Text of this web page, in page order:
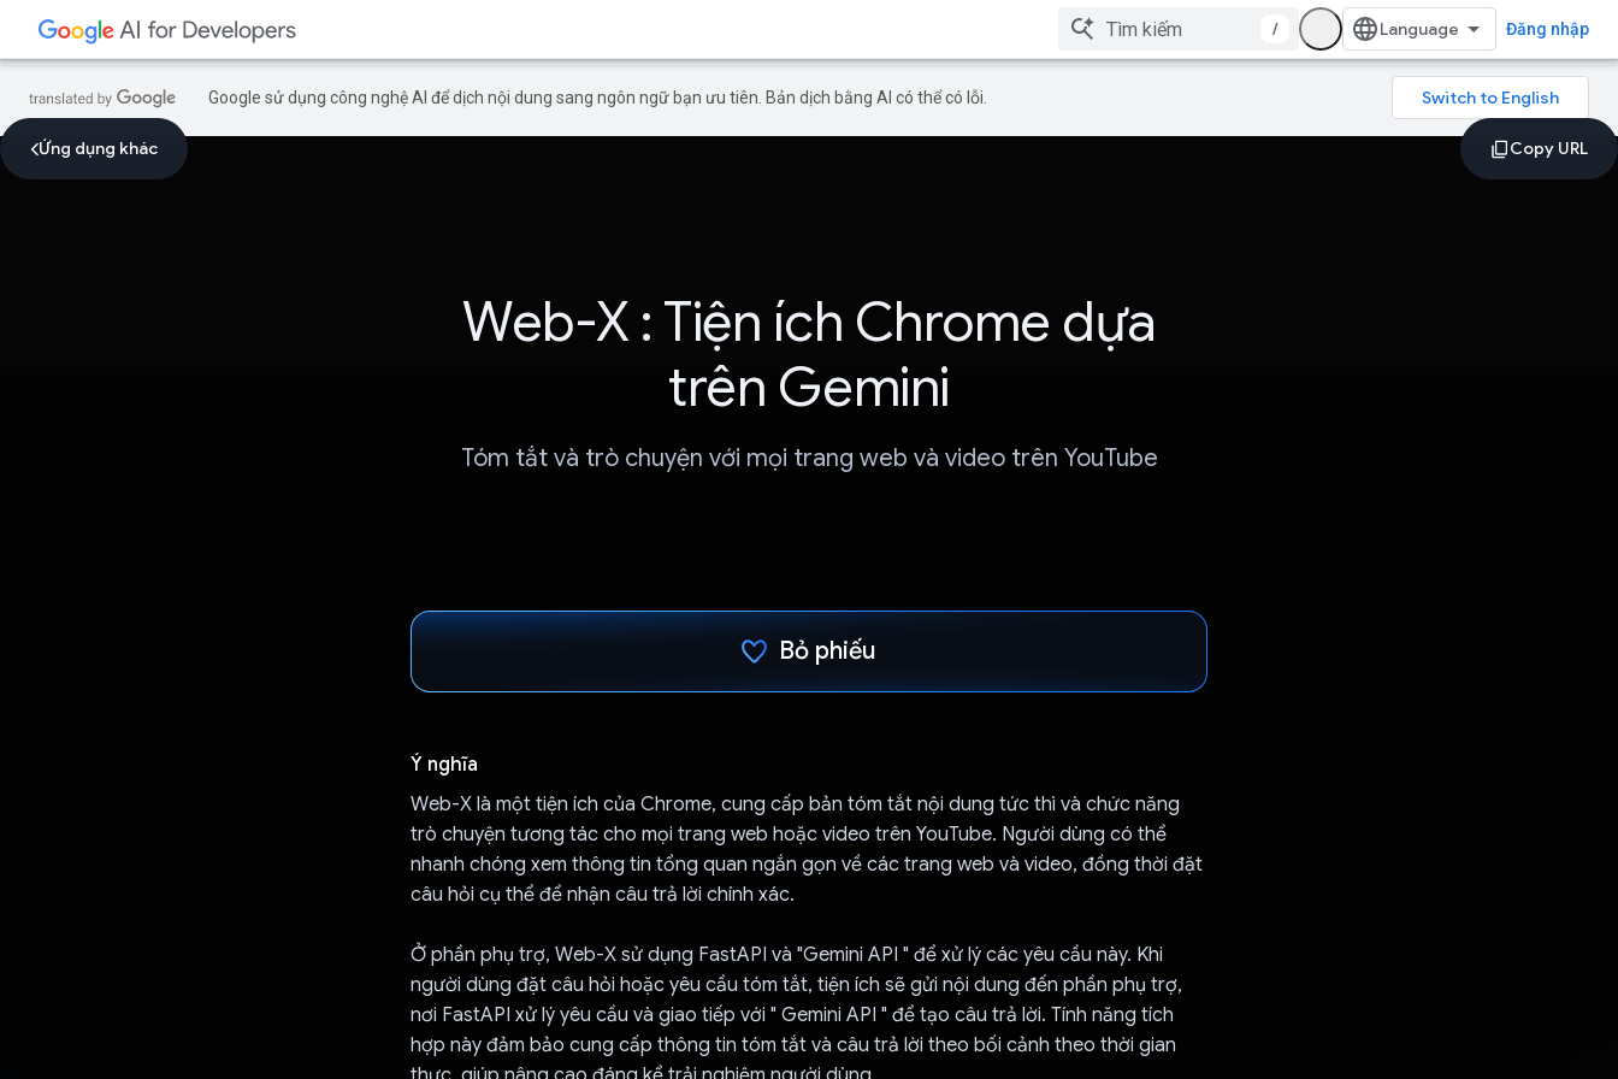
/ Đăng nhập
Google sử dụng công nghệ AI để dịch nội dung sang ngôn ngữ bạn ưu tiên. Bản dịch bằng AI có thể có lỗi.
Ứng dụng khác
Web-X : Tiện ích Chrome dựa
trên Gemini
Tóm tắt và trò chuyện với mọi trang web và video trên YouTube
Bỏ phiếu
Ý nghĩa
Web-X là một tiện ích của Chrome, cung cấp bản tóm tắt nội dung tức thì và chức năng
trò chuyện tương tác cho mọi trang web hoặc video trên YouTube. Người dùng có thể
nhanh chóng xem thông tin tổng quan ngắn gọn về các trang web và video, đồng thời đặt
câu hỏi cụ thể để nhận câu trả lời chính xác.
Ở phần phụ trợ, Web-X sử dụng FastAPI và "Gemini API " để xử lý các yêu cầu này. Khi
người dùng đặt câu hỏi hoặc yêu cầu tóm tắt, tiện ích sẽ gửi nội dung đến phần phụ trợ,
nơi FastAPI xử lý yêu cầu và giao tiếp với " Gemini API " để tạo câu trả lời. Tính năng tích
hợp này đảm bảo cung cấp thông tin tóm tắt và câu trả lời theo bối cảnh theo thời gian